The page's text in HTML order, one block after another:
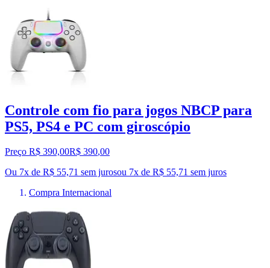
Controle com fio para jogos NBCP para
PS5, PS4 e PC com giroscópio
Preço R$ 390,00R$ 390,00
Ou 7x de R$ 55,71 sem jurosou 7x de R$ 55,71 sem juros
Compra Internacional